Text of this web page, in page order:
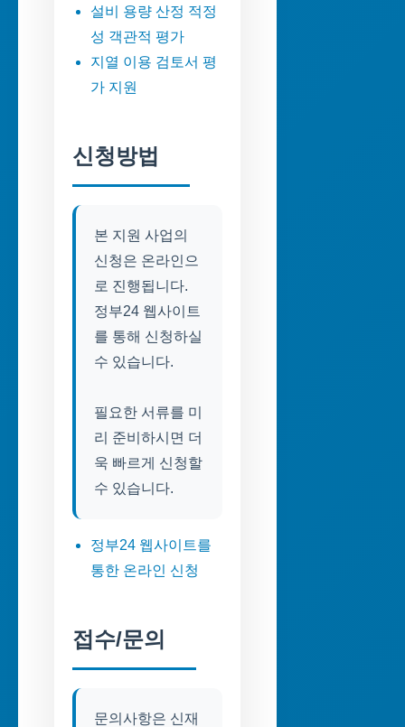
설비 용량 산정 적정
성 객관적 평가
지열 이용 검토서 평
가 지원
신청방법
본 지원 사업의
신청은 온라인으
로 진행됩니다.
정부24 웹사이트
를 통해 신청하실
수 있습니다.
필요한 서류를 미
리 준비하시면 더
욱 빠르게 신청할
수 있습니다.
정부24 웹사이트를
통한 온라인 신청
접수/문의
문의사항은 신재